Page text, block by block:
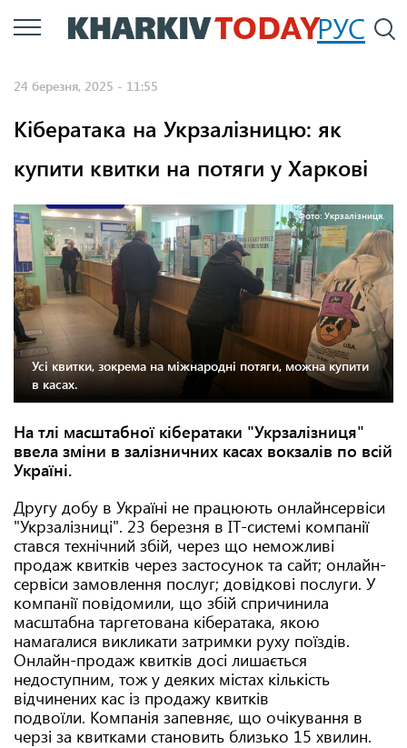
Перейти
до
РУС
24 березня, 2025 - 11:55
Кібератака на Укрзалізницю: як
купити квитки на потяги у Харкові
Фото: Укрзалізниця.
Усі квитки, зокрема на міжнародні потяги, можна купити
в касах.
На тлі масштабної кібератаки "Укрзалізниця"
ввела зміни в залізничних касах вокзалів по всій
Україні.
Другу добу в Україні не працюють онлайнсервіси
"Укрзалізниці". 23 березня в IT-системі компанії
стався технічний збій, через що неможливі
продаж квитків через застосунок та сайт; онлайн-
сервіси замовлення послуг; довідкові послуги. У
компанії повідомили, що збій спричинила
масштабна таргетована кібератака, якою
намагалися викликати затримки руху поїздів.
Онлайн-продаж квитків досі лишається
недоступним, тож у деяких містах кількість
відчинених кас із продажу квитків
подвоїли. Компанія запевняє, що очікування в
черзі за квитками становить близько 15 хвилин.